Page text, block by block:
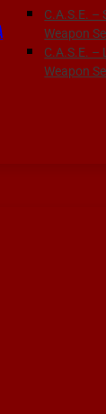
C.A.S.E. –
Weapon
C.A.S.E. –
Weapon